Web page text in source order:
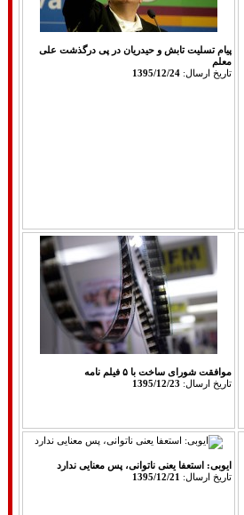
پیام تسلیت تابش و حیدریان در پی درگذشت علی
معلم
تاريخ ارسال: 1395/12/24
موافقت شورای ساخت با ۵ فیلم نامه
تاريخ ارسال: 1395/12/23
ایوبی: استعفا یعنی ناتوانی، پس معنایی ندارد
تاريخ ارسال: 1395/12/21